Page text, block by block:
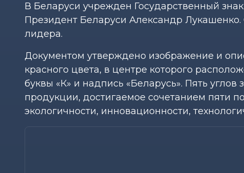
В Беларуси учрежден Государственный
Президент Беларуси Александр
лидера.
Документом утверждено изображение и
красного цвета, в центре которого
буквы «К» и надпись «Беларусь». Пять
продукции, достигаемое сочетанием пяти
экологичности, инновационности,